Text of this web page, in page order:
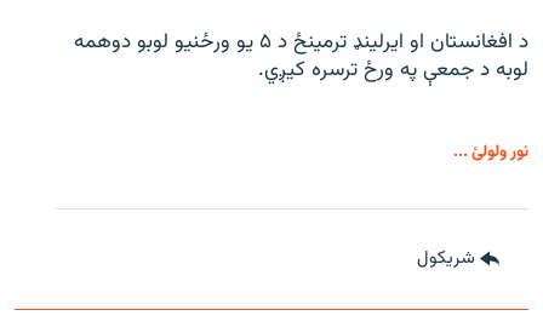
د افغانستان او ایرلینډ ترمینځ د ۵ یو ورځنیو لوبو دوهمه
لوبه د جمعې په ورځ ترسره کیږي.
نور ولولئ ...
شريکول